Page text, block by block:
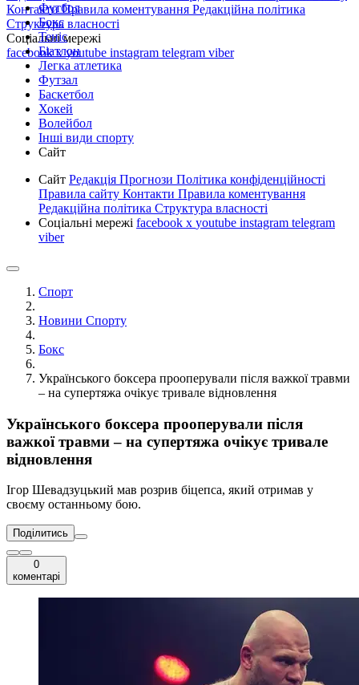
КонтактиПравила коментування Редакційна політика
Структура власності
Соціальні мережі
facebookxyoutube instagram telegram viber
Футбол
Бокс
Теніс
Біатлон
Легка атлетика
Футзал
Баскетбол
Хокей
Волейбол
Інші види спорту
Сайт
Сайт Редакція Прогнози Політика конфіденційності
Правила сайту Контакти Правила коментування
Редакційна політика Структура власності
Соціальні мережі facebook x youtube instagram telegram
viber
Спорт
Новини Спорту
Бокс
Українського боксера прооперували після важкої травми
– на супертяжа очікує тривале відновлення
Українського боксера прооперували після
важкої травми – на супертяжа очікує тривале
відновлення
Ігор Шевадзуцький мав розрив біцепса, який отримав у
своєму останньому бою.
Поділитись
0
коментарі